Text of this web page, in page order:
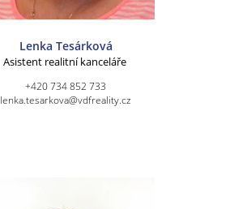
Lenka Tesárková
Asistent realitní kanceláře
+420 734 852 733
lenka.tesarkova@vdfreality.cz